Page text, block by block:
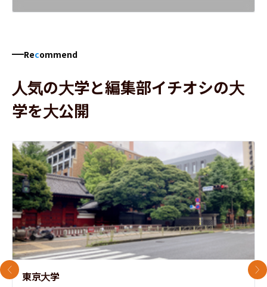
Recommend
人気の大学と編集部イチオシの大
学を大公開
東京大学
前のスライド 次